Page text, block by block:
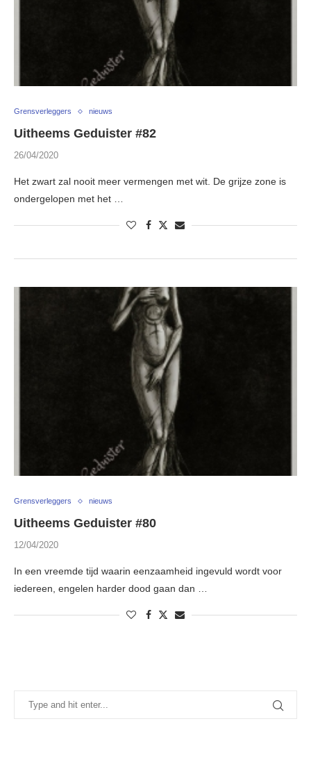
Grensverleggers nieuws
Uitheems Geduister #82
26/04/2020
Het zwart zal nooit meer vermengen met wit. De grijze zone is
ondergelopen met het …
Grensverleggers nieuws
Uitheems Geduister #80
12/04/2020
In een vreemde tijd waarin eenzaamheid ingevuld wordt voor
iedereen, engelen harder dood gaan dan …